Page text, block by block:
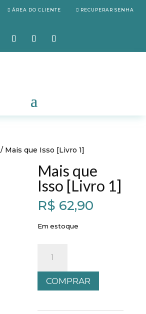
ÁREA DO CLIENTE RECUPERAR SENHA
/ Mais que Isso [Livro 1]
Mais que
Isso [Livro 1]
R$ 62,90
Em estoque
Isso
[Livro
COMPRAR